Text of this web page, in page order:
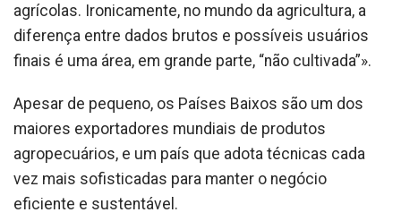
agrícolas. Ironicamente, no mundo da agricultura, a
diferença entre dados brutos e possíveis usuários
finais é uma área, em grande parte, “não cultivada”».
Apesar de pequeno, os Países Baixos são um dos
maiores exportadores mundiais de produtos
agropecuários, e um país que adota técnicas cada
vez mais sofisticadas para manter o negócio
eficiente e sustentável.